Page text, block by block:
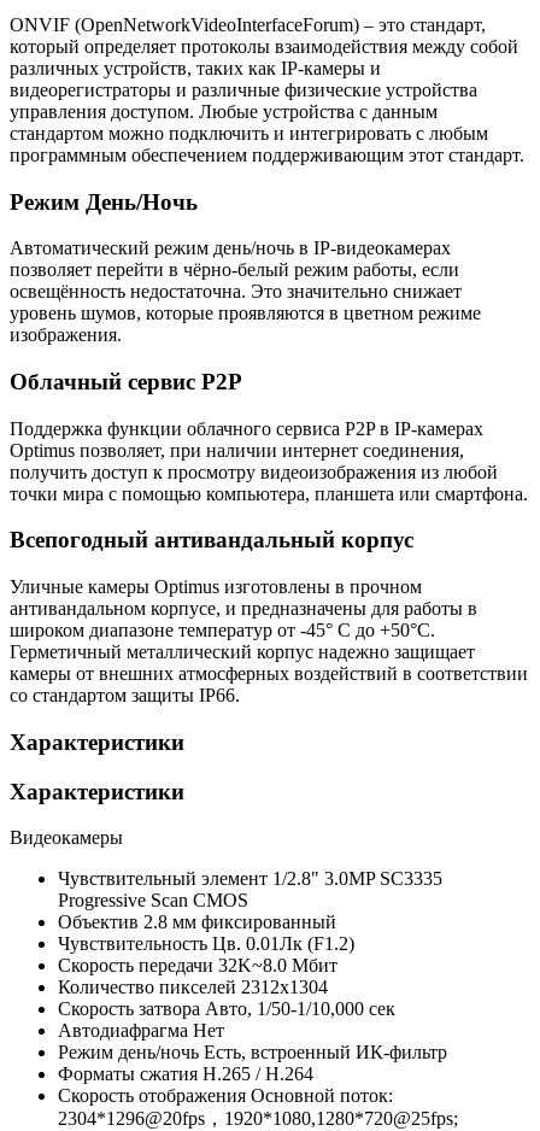
ONVIF (OpenNetworkVideoInterfaceForum) – это стандарт,
который определяет протоколы взаимодействия между собой
различных устройств, таких как IP-камеры и
видеорегистраторы и различные физические устройства
управления доступом. Любые устройства с данным
стандартом можно подключить и интегрировать с любым
программным обеспечением поддерживающим этот стандарт.
Режим День/Ночь
Автоматический режим день/ночь в IP-видеокамерах
позволяет перейти в чёрно-белый режим работы, если
освещённость недостаточна. Это значительно снижает
уровень шумов, которые проявляются в цветном режиме
изображения.
Облачный сервис P2P
Поддержка функции облачного сервиса P2P в IP-камерах
Optimus позволяет, при наличии интернет соединения,
получить доступ к просмотру видеоизображения из любой
точки мира с помощью компьютера, планшета или смартфона.
Всепогодный антивандальный корпус
Уличные камеры Optimus изготовлены в прочном
антивандальном корпусе, и предназначены для работы в
широком диапазоне температур от -45° C до +50°C.
Герметичный металлический корпус надежно защищает
камеры от внешних атмосферных воздействий в соответствии
со стандартом защиты IP66.
Характеристики
Характеристики
Видеокамеры
Чувствительный элемент 1/2.8" 3.0MP SC3335
Progressive Scan CMOS
Объектив 2.8 мм фиксированный
Чувствительность Цв. 0.01Лк (F1.2)
Скорость передачи 32K~8.0 Мбит
Количество пикселей 2312х1304
Скорость затвора Авто, 1/50-1/10,000 сек
Автодиафрагма Нет
Режим день/ночь Есть, встроенный ИК-фильтр
Форматы сжатия H.265 / H.264
Скорость отображения Основной поток:
2304*1296@20fps，1920*1080,1280*720@25fps;